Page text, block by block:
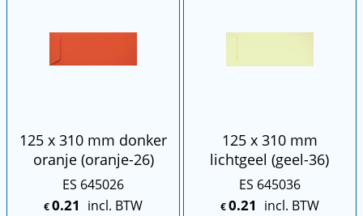
125 x 310 mm donker
oranje (oranje-26)
ES 645026
€0.21 incl. BTW
125 x 310 mm
lichtgeel (geel-36)
ES 645036
€0.21 incl. BTW